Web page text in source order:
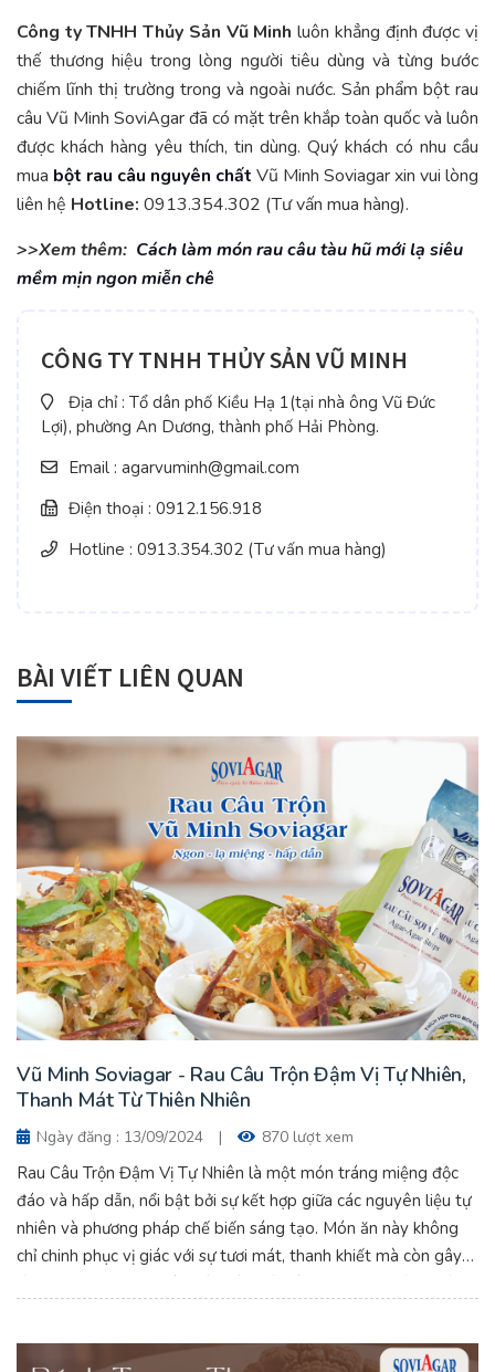
Công ty TNHH Thủy Sản Vũ Minh luôn khẳng định được vị
thế thương hiệu trong lòng người tiêu dùng và từng bước
chiếm lĩnh thị trường trong và ngoài nước. Sản phẩm bột rau
câu Vũ Minh SoviAgar đã có mặt trên khắp toàn quốc và luôn
được khách hàng yêu thích, tin dùng. Quý khách có nhu cầu
mua bột rau câu nguyên chất Vũ Minh Soviagar xin vui lòng
liên hệ Hotline: 0913.354.302 (Tư vấn mua hàng).
>>Xem thêm: Cách làm món rau câu tàu hũ mới lạ siêu
mềm mịn ngon miễn chê
CÔNG TY TNHH THỦY SẢN VŨ MINH
Địa chỉ : Tổ dân phố Kiều Hạ 1(tại nhà ông Vũ Đức
Lợi), phường An Dương, thành phố Hải Phòng.
Email : agarvuminh@gmail.com
Điện thoại : 0912.156.918
Hotline : 0913.354.302 (Tư vấn mua hàng)
BÀI VIẾT LIÊN QUAN
Vũ Minh Soviagar - Rau Câu Trộn Đậm Vị Tự Nhiên,
Thanh Mát Từ Thiên Nhiên
Ngày đăng : 13/09/2024 | 870 lượt xem
Rau Câu Trộn Đậm Vị Tự Nhiên là một món tráng miệng độc
đáo và hấp dẫn, nổi bật bởi sự kết hợp giữa các nguyên liệu tự
nhiên và phương pháp chế biến sáng tạo. Món ăn này không
chỉ chinh phục vị giác với sự tươi mát, thanh khiết mà còn gây
Nhiên, Thanh Mát Từ Thiên Nhiên.